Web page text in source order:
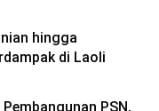
hingga
di Laoli
PSN,